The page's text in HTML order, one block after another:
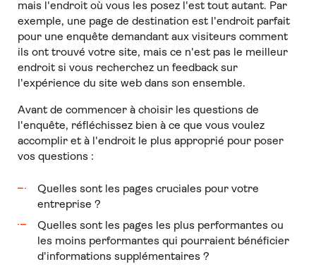
mais l'endroit où vous les posez l'est tout autant. Par
exemple, une page de destination est l'endroit parfait
pour une enquête demandant aux visiteurs comment
ils ont trouvé votre site, mais ce n'est pas le meilleur
endroit si vous recherchez un feedback sur
l'expérience du site web dans son ensemble.
Avant de commencer à choisir les questions de
l'enquête, réfléchissez bien à ce que vous voulez
accomplir et à l'endroit le plus approprié pour poser
vos questions :
Quelles sont les pages cruciales pour votre
entreprise ?
Quelles sont les pages les plus performantes ou
les moins performantes qui pourraient bénéficier
d'informations supplémentaires ?